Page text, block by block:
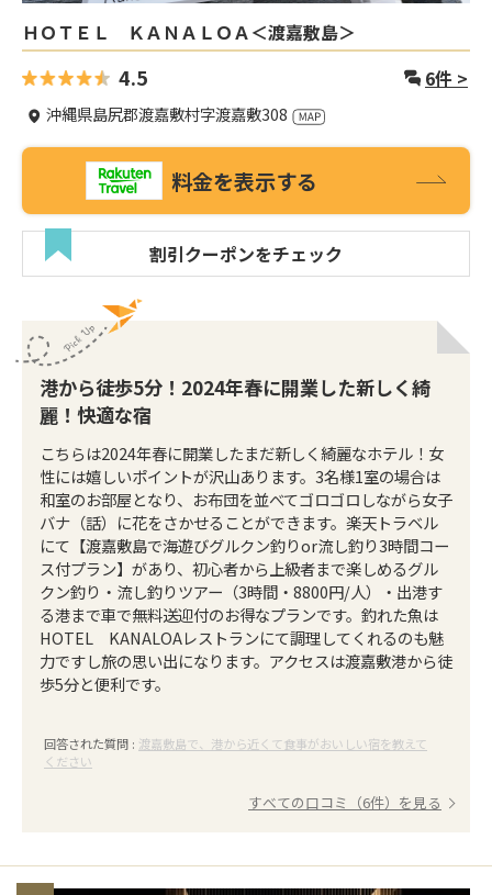
ＨＯＴＥＬ ＫＡＮＡＬＯＡ＜渡嘉敷島＞
4.5 6件 >
沖縄県島尻郡渡嘉敷村字渡嘉敷308
料金を表示する
割引クーポンをチェック
港から徒歩5分！2024年春に開業した新しく綺
麗！快適な宿
こちらは2024年春に開業したまだ新しく綺麗なホテル！女
性には嬉しいポイントが沢山あります。3名様1室の場合は
和室のお部屋となり、お布団を並べてゴロゴロしながら女子
バナ（話）に花をさかせることができます。楽天トラベル
にて【渡嘉敷島で海遊びグルクン釣りor流し釣り3時間コー
ス付プラン】があり、初心者から上級者まで楽しめるグル
クン釣り・流し釣りツアー（3時間・8800円/人）・出港す
る港まで車で無料送迎付のお得なプランです。釣れた魚は
HOTEL KANALOAレストランにて調理してくれるのも魅
力ですし旅の思い出になります。アクセスは渡嘉敷港から徒
歩5分と便利です。
回答された質問 : 渡嘉敷島で、港から近くて食事がおいしい宿を教えて
ください
すべての口コミ（6件）を見る